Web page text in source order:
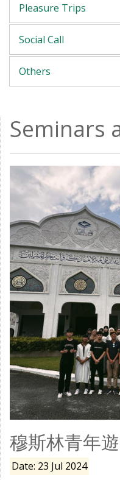
Pleasure Trips
Social Call
Others
Seminars
穆斯林青年
Date: 23 Jul 2024